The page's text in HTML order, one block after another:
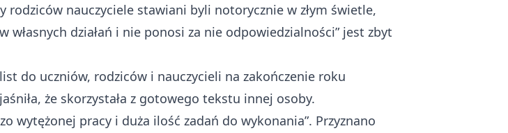
nauczyciele stawiani byli notorycznie w złym świetle,
działań i nie ponosi za nie odpowiedzialności” jest zbyt
do uczniów, rodziców i nauczycieli na zakończenie roku
że skorzystała z gotowego tekstu innej osoby.
wytężonej pracy i duża ilość zadań do wykonania”. Przyznano